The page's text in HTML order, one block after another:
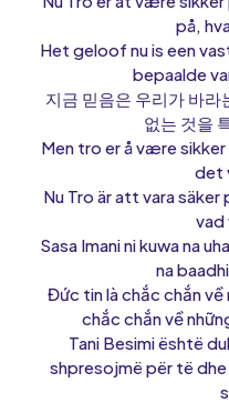
på,
Het geloof nu is een
bepaalde
지금 믿음은 우리가 바라
없는 것을
Men tro er å være sikker
det
Nu Tro är att vara
vad
Sasa Imani ni kuwa na
na
Đức tin là chắc chắn về
chắc chắn về
Tani Besimi është
shpresojmë për të